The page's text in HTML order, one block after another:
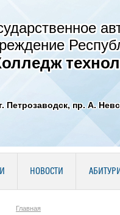
Петрозаводск, пр. А.
НОВОСТИ
Главная